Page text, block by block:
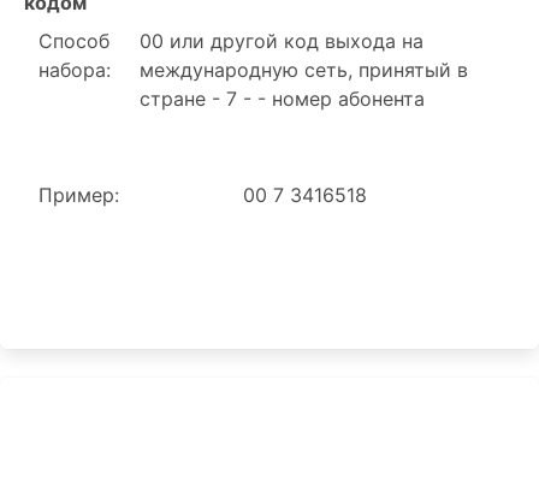
Способ
набора:
00 или другой код выхода на
международную сеть, принятый в
стране - 7 - - номер абонента
Пример: 00 7 3416518